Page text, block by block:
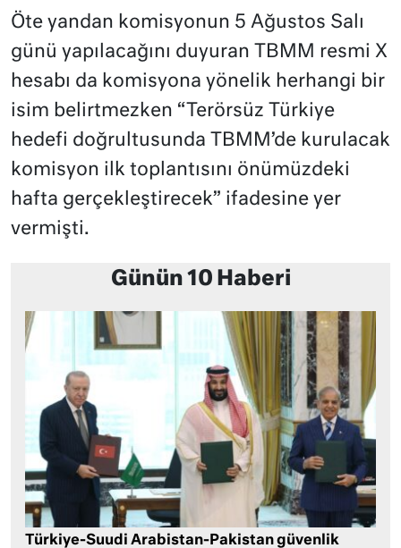
Öte yandan komisyonun 5 Ağustos Salı
günü yapılacağını duyuran TBMM resmi X
hesabı da komisyona yönelik herhangi bir
isim belirtmezken “Terörsüz Türkiye
hedefi doğrultusunda TBMM’de kurulacak
komisyon ilk toplantısını önümüzdeki
hafta gerçekleştirecek” ifadesine yer
vermişti.
Günün 10 Haberi
Türkiye-Suudi Arabistan-Pakistan güvenlik